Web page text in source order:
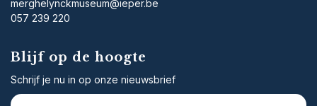
merghelynckmuseum@ieper.be
057 239 220
Blijf op de hoogte
Schrijf je nu in op onze nieuwsbrief